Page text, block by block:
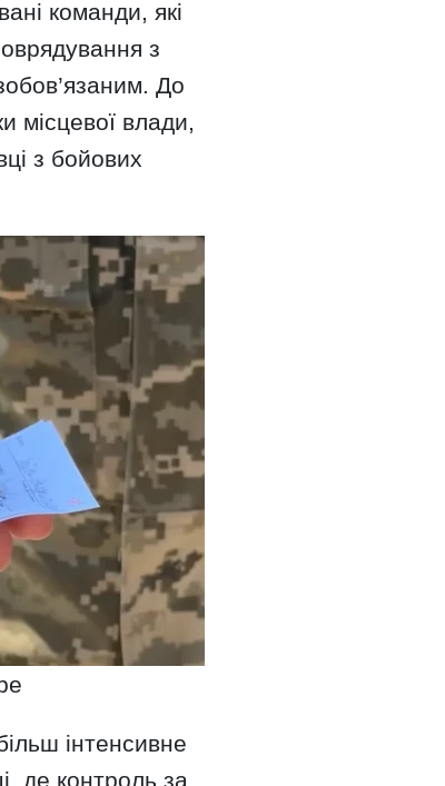
команди, які
з
До
місцевої влади,
з бойових
інтенсивне
де контроль за